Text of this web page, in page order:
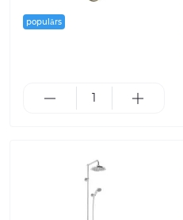
populārs